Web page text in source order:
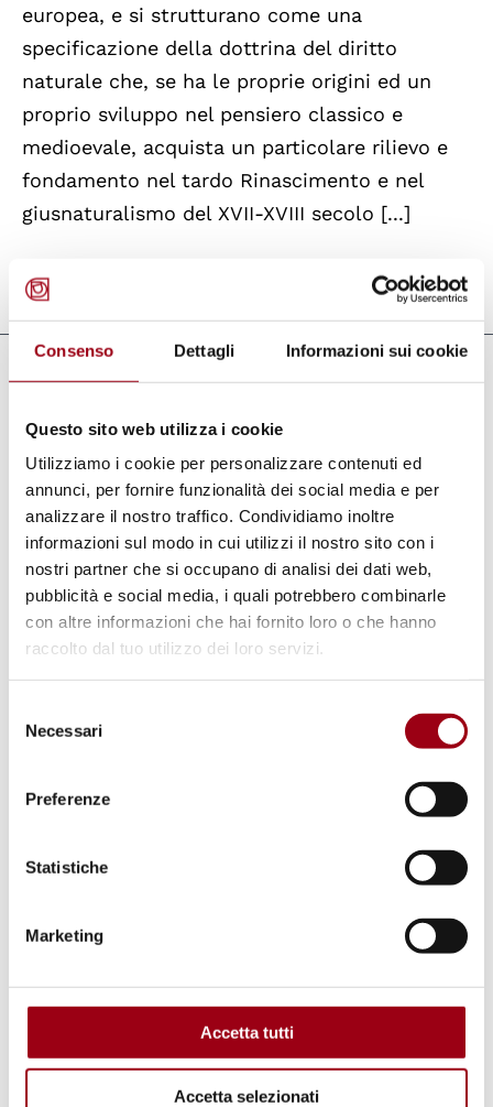
Consenso Dettagli Informazioni sui cookie
Questo sito web utilizza i cookie
Utilizziamo i cookie per personalizzare contenuti ed
annunci, per fornire funzionalità dei social media e per
analizzare il nostro traffico. Condividiamo inoltre
informazioni sul modo in cui utilizzi il nostro sito con i
nostri partner che si occupano di analisi dei dati web,
pubblicità e social media, i quali potrebbero combinarle
con altre informazioni che hai fornito loro o che hanno
raccolto dal tuo utilizzo dei loro servizi.
delNecessari
Preferenze
Statistiche
Marketing
Accetta tutti
Accetta selezionati
europea, e si strutturano come una
specificazione della dottrina del diritto
naturale che, se ha le proprie origini ed un
proprio sviluppo nel pensiero classico e
medioevale, acquista un particolare rilievo e
fondamento nel tardo Rinascimento e nel
giusnaturalismo del XVII-XVIII secolo [...]
Last update:
Documents
Considerazioni intorno all'universalità dei
diritti umani (Teresa Ravazzolo - 1992)
(pdf, 1.22 MB)
Keywords
human rights universality human rights